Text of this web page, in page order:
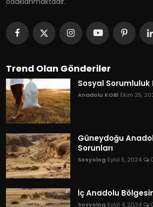
Trend Olan Gönderiler
Sosyal Sorumluluk
Anadolu KOBİ Ekim 25,
Güneydoğu
Sorunları
Sosyolog Eylül 5, 2024
İç Anadolu
Sosyolog Eylül 4, 2024